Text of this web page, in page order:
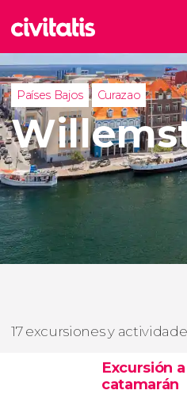
Países Bajos Curazao
17 excursiones y
Excursión
catamarán